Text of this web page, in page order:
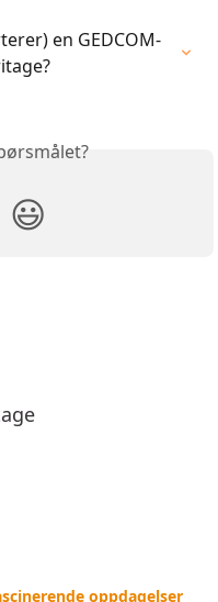
en GEDCOM-
😃
oppdagelser